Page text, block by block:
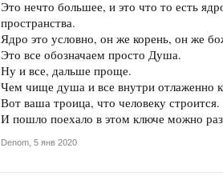
Это нечто большее, и это что то есть
пространства.
Ядро это условно, он же корень, он же
Это все обозначаем просто Душа.
Ну и все, дальше проще.
Чем чище душа и все внутри отлаженно
Вот ваша троица, что человеку строится.
И пошло поехало в этом ключе можно
Denom 5 янв 2020